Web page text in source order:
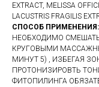
EXTRACT, MELISSA
LACUSTRIS FRAGILIS
СПОСОБ ПРИМЕНЕНИЯ:
НЕОБХОДИМО
КРУГОВЫМИ
МИНУТ 5) , ИЗБЕГАЯ
ПРОТОНИЗИРОВТЬ
ФИТОПИЛИНГА